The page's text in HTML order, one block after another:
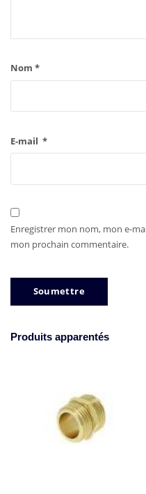
Nom *
E-mail *
Enregistrer mon nom, mon e-
mon prochain commentaire.
Produits apparentés